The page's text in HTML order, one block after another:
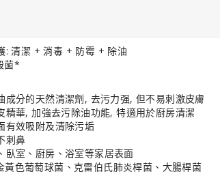
車空氣
(升級
白色
: 清潔 + 消毒 + 防霉 + 除油
菌*
成分的天然清潔劑, 去污力强, 但不易刺激皮膚
精華, 加強去污除油功能, 特適用於廚房清潔
有效吸附及清除污垢
刺鼻
臥室、廚房、浴室等家居表面
色葡萄球菌、克雷伯氏肺炎桿菌、大腸桿菌